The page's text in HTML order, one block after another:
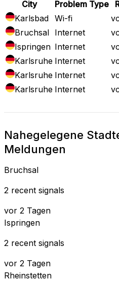
City Problem Type
Karlsbad Wi-fi
Bruchsal Internet
Ispringen Internet
Karlsruhe Internet
Karlsruhe Internet
Karlsruhe Internet
Nahegelegene
Meldungen
Bruchsal
2 recent signals
vor 2 Tagen
Ispringen
2 recent signals
vor 2 Tagen
Rheinstetten